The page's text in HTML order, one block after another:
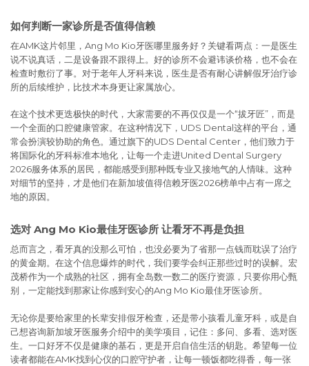
如何判断一家诊所是否值得信赖
在AMK这片邻里，Ang Mo Kio牙医哪里服务好？关键看两点：一是医生
说不说真话，二是设备跟不跟得上。好的诊所不会避讳谈价格，也不会在
检查时敷衍了事。对于老年人牙科来说，医生是否有耐心讲解假牙治疗诊
所的后续维护，比技术本身更让家属放心。
在这个技术更迭极快的时代，大家需要的不再仅仅是一个“拔牙匠”，而是
一个全面的口腔健康管家。在这种情况下，UDS Dental这样的平台，通
常会扮演较协助的角色。通过旗下的UDS Dental Center，他们致力于
将国际化的牙科标准本地化，让每一个走进United Dental Surgery
2026服务体系的居民，都能感受到那种既专业又接地气的人情味。这种
对细节的坚持，才是他们在新加坡值得信赖牙医2026榜单中占有一席之
地的原因。
选对 Ang Mo Kio最佳牙医诊所 让看牙不再是负担
总而言之，看牙真的没那么可怕，也没必要为了省那一点钱而耽误了治疗
的黄金期。在这个信息爆炸的时代，我们要学会纠正那些过时的误解。宏
茂桥作为一个成熟的社区，拥有全岛数一数二的医疗资源，只要你用心甄
别，一定能找到那家让你感到安心的Ang Mo Kio最佳牙医诊所。
无论你是要给家里的长辈安排假牙检查，还是带小孩看儿童牙科，或是自
己想咨询新加坡牙医服务介绍中的美学项目，记住：多问、多看、选对医
生。一口好牙不仅是健康的基石，更是开启自信生活的钥匙。希望每一位
读者都能在AMK找到心仪的口腔守护者，让每一顿饭都吃得香，每一张